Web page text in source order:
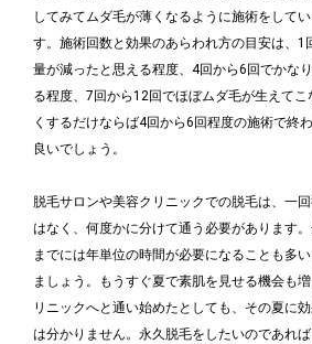
してみてムダ毛が薄くなるように施術をして
す。施術回数と効果のあらわれ方の目安は、1
量が減ったと思える程度、4回から6回でかな
る程度、7回から12回でほぼムダ毛が生えて
くするだけならば4回から6回程度の施術で終
良いでしょう。
脱毛サロンや美容クリニックでの脱毛は、一
はなく、何度かに分けて通う必要があります
までには年単位の時間が必要になることも多
ましょう。もうすぐ夏で素肌を見せる機会も
リニックへと通い始めたとしても、その夏に
は分かりません。永久脱毛をしたいのであれ